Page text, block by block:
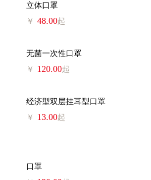
立体口罩
￥ 48.00起
无菌一次性口罩
￥ 120.00起
经济型双层挂耳型口罩
￥ 13.00起
口罩